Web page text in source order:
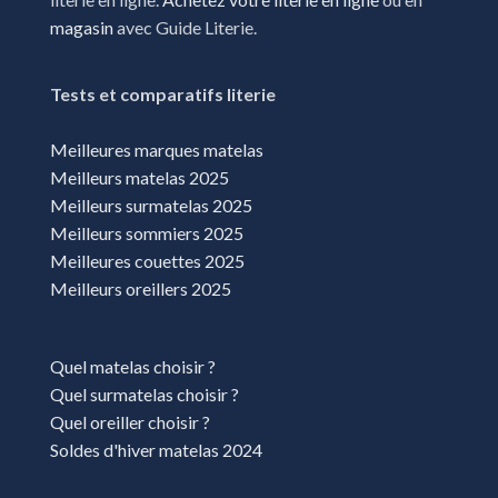
magasinavec Guide Literie.
Tests et comparatifs literie
Meilleures marques matelas
Meilleurs matelas 2025
Meilleurs surmatelas 2025
Meilleurs sommiers 2025
Meilleures couettes 2025
Meilleurs oreillers 2025
Quel matelas choisir ?
Quel surmatelas choisir ?
Quel oreiller choisir ?
Soldes d'hiver matelas 2024